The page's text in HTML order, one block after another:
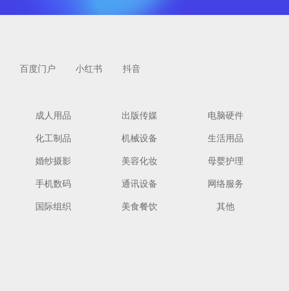
百度门户 小红书 抖音
成人用品 出版传媒
电脑硬件
化工制品 机械设备
生活用品
婚纱摄影 美容化妆
母婴护理
手机数码 通讯设备
网络服务
国际组织 美食餐饮 其他